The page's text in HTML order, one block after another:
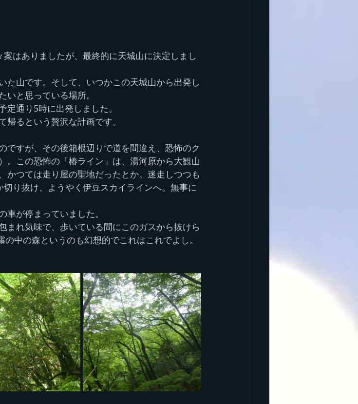
はありましたが、最終的に天城山に決定しまし
た山です。そして、いつかこの天城山から出発し
と思っている場所。
通り5時に出発しました。
るという贅沢な計画です。
ですが、その後箱根辺りで道を間違え、恐怖のク
。この恐怖の「椿ライン」は、湯河原から大観山
かつては走り屋の聖地だったとか。迷走しつつも
り抜け、ようやく伊豆スカイラインへ。無事に
が停まっていました。
まれ気味で、歩いている間にこのガスから抜けら
中の森というのも幻想的でこれはこれでよし。